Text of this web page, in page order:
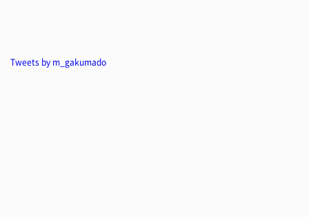
Tweets by m_gakumado